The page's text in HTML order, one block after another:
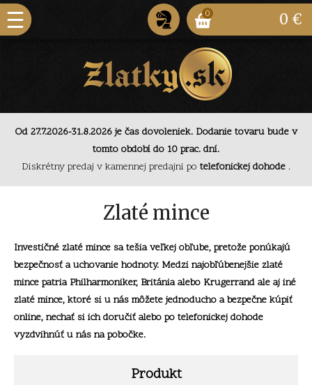
0 0 €
Od 27.7.2026-31.8.2026 je čas dovoleniek. Dodanie
Diskrétny predaj v kamennej predajni potelefonickej
dohode.
Od 27.7.2026-31.8.2026 je čas dovoleniek. Dodanie
tovaru bude v tomto období do 10 prac. dní.
Od 27.7.2026-31.8.2026 je čas dovoleniek. Dodanie tovaru bude v
tomto období do 10 prac. dní.
Diskrétny predaj v kamennej predajni po telefonickej dohode .
Zlaté mince
Investičné zlaté mince sa tešia veľkej obľube, pretože ponúkajú
bezpečnosť a uchovanie hodnoty. Medzi najobľúbenejšie zlaté
mince patria Philharmoniker, Británia alebo Krugerrand ale aj iné
zlaté mince, ktoré si u nás môžete jednoducho a bezpečne kúpiť
online, nechať si ich doručiť alebo po telefonickej dohode
vyzdvihnúť u nás na pobočke.
Produkt